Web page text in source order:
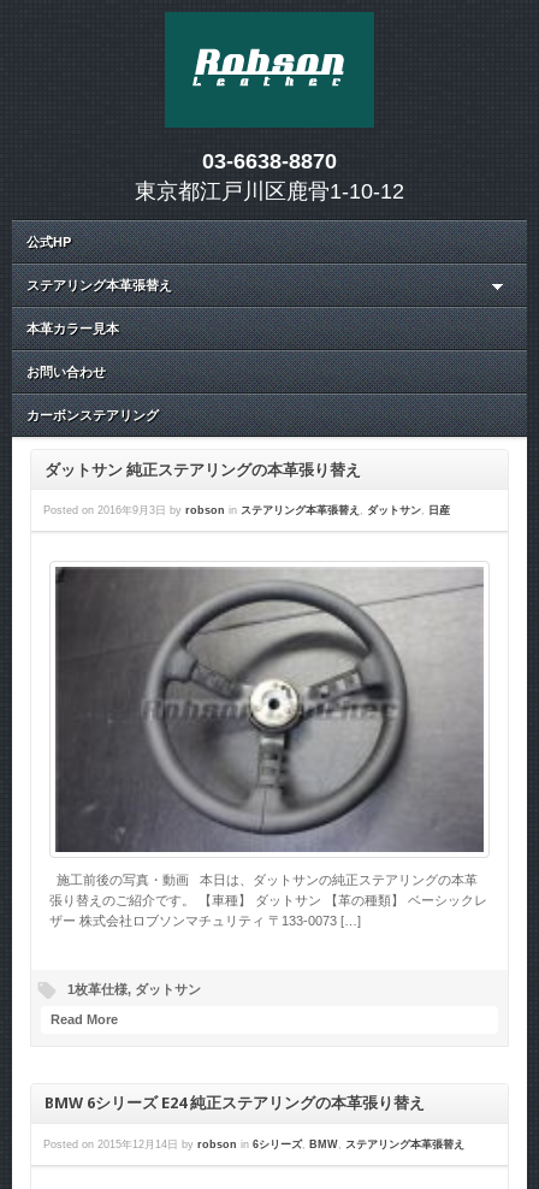
03-6638-8870
東京都江戸川区鹿骨1-10-12
公式HP
ステアリング本革張替え
本革カラー見本
お問い合わせ
カーボンステアリング
ダットサン 純正ステアリングの本革張り替え
Posted on 2016年9月3日 by robson in ステアリング本革張替え , ダットサン, 日産
施工前後の写真・動画 本日は、ダットサンの純正ステアリングの本革
張り替えのご紹介です。 【車種】 ダットサン 【革の種類】 ベーシックレ
ザー 株式会社ロブソンマチュリティ 〒133-0073 […]
1枚革仕様, ダットサン
Read More
BMW 6シリーズ E24 純正ステアリングの本革張り替え
Posted on 2015年12月14日 by robson in 6シリーズ, BMW ステアリング本革張替え